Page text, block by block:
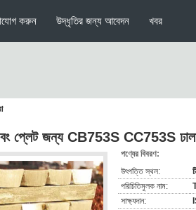
করুন উদ্ধৃতির জন্য আবেদন খবর
প্লেট জন্য CB753S CC753S
পণ্যের বিবরণ:
উৎপত্তি স্থল:
পরিচিতিমুলক নাম:
সাক্ষ্যদান: